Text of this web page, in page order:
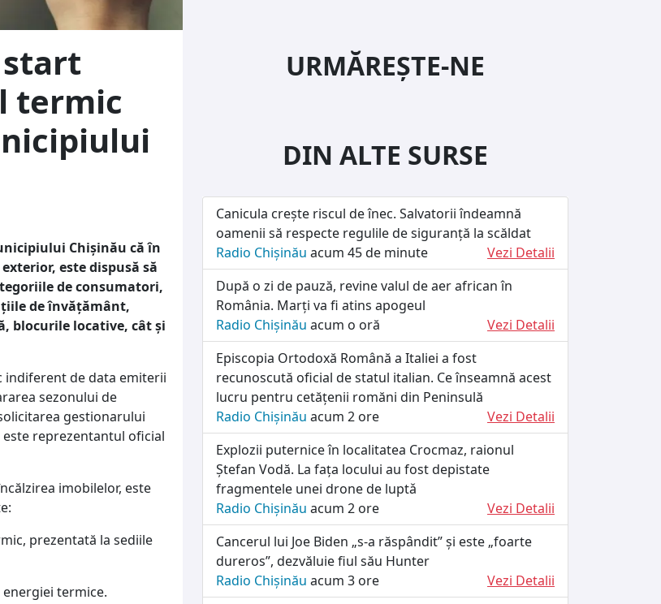
start
termic
Chișinău că în
este dispusă să
de consumatori,
de învățământ,
blocurile locative, cât și
indiferent de data emiterii
sezonului de
gestionarului
reprezentantul oficial
imobilelor, este
prezentată la sediile
termice.
URMĂREȘTE-NE
DIN ALTE SURSE
Canicula crește riscul de înec. Salvatorii îndeamnă
oamenii să respecte regulile de siguranță la scăldat
Radio Chișinău acum 45 de minute
Vezi Detalii
După o zi de pauză, revine valul de aer african în
România. Marți va fi atins apogeul
Radio Chișinău acum o oră
Vezi Detalii
Episcopia Ortodoxă Română a Italiei a fost
recunoscută oficial de statul italian. Ce înseamnă acest
lucru pentru cetățenii romăni din Peninsulă
Radio Chișinău acum 2 ore
Vezi Detalii
Explozii puternice în localitatea Crocmaz, raionul
Ștefan Vodă. La fața locului au fost depistate
fragmentele unei drone de luptǎ
Radio Chișinău acum 2 ore
Vezi Detalii
Cancerul lui Joe Biden „s-a răspândit” și este „foarte
dureros”, dezvăluie fiul său Hunter
Radio Chișinău acum 3 ore
Vezi Detalii